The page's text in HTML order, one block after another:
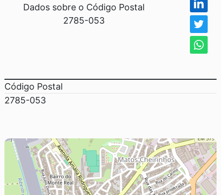
Dados sobre o Código Postal
2785-053
Código Postal
2785-053